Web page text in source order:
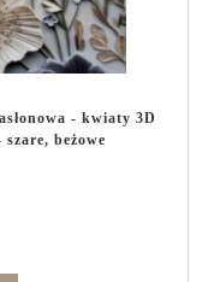
- kwiaty 3D
beżowe